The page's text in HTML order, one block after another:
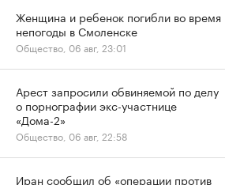
Женщина и ребенок погибли во время
непогоды в Смоленске
Общество, 06 авг, 23:01
Арест запросили обвиняемой по делу
о порнографии экс-участнице
«Дома-2»
Общество, 06 авг, 22:58
Иран сообщил об «операции против